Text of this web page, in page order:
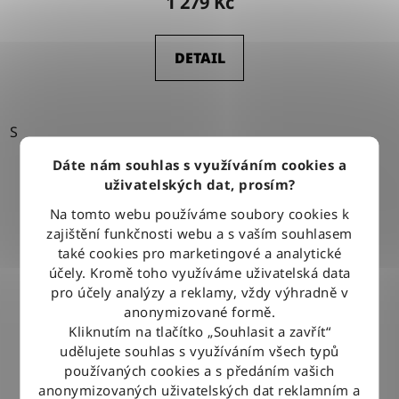
Dáte nám souhlas s využíváním cookies a
uživatelských dat, prosím?
Na tomto webu používáme soubory cookies k
zajištění funkčnosti webu a s vaším souhlasem
také cookies pro marketingové a analytické
účely. Kromě toho využíváme uživatelská data
pro účely analýzy a reklamy, vždy výhradně v
anonymizované formě.
Kliknutím na tlačítko „Souhlasit a zavřít“
udělujete souhlas s využíváním všech typů
používaných cookies a s předáním vašich
anonymizovaných uživatelských dat reklamním a
DETAIL
S